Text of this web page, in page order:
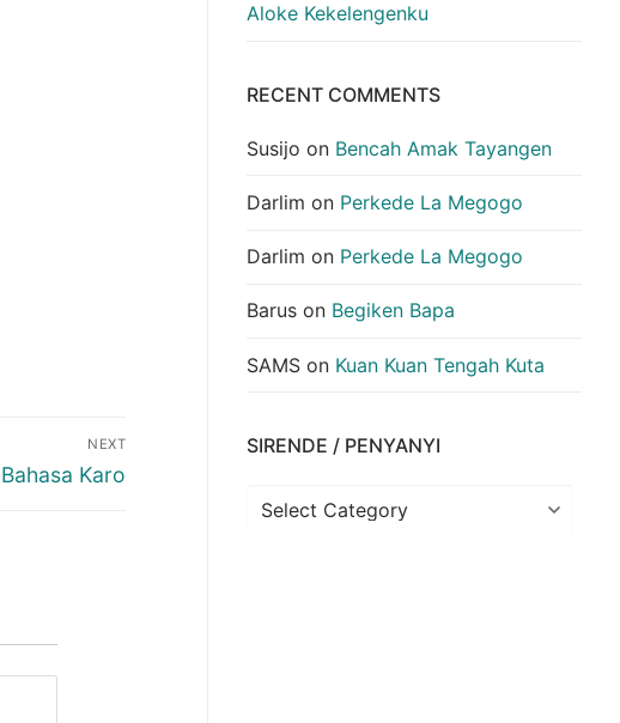
NEXT
Next
Bahasa Karo
Aloke Kekelengenku
RECENT COMMENTS
Susijo on Bencah Amak Tayangen
Darlim on Perkede La Megogo
Darlim on Perkede La Megogo
Barus on Begiken Bapa
SAMS on Kuan Kuan Tengah Kuta
SIRENDE / PENYANYI
Sirende